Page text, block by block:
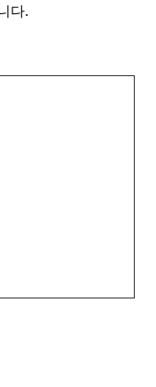
다.